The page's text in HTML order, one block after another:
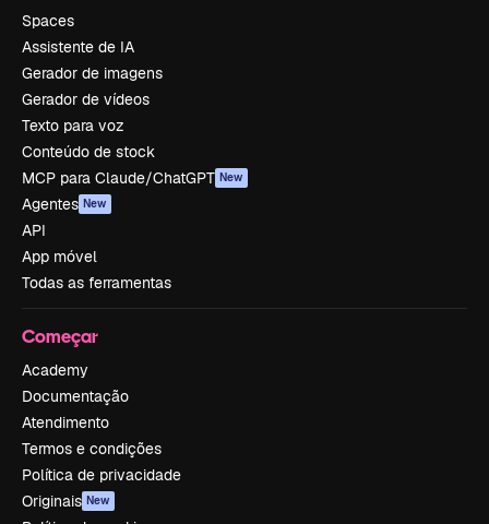
Spaces
Assistente de IA
Gerador de imagens
Gerador de vídeos
Texto para voz
Conteúdo de stock
MCP para Claude/ChatGPT New
Agentes New
API
App móvel
Todas as ferramentas
Começar
Academy
Documentação
Atendimento
Termos e condições
Política de privacidade
Originais New